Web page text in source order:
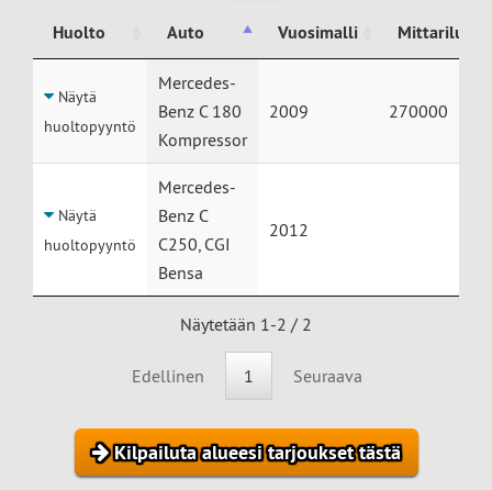
Huolto
Auto Vuosimalli
Auto
Näytä
huoltopyyntö
Mercedes-
Benz C 180
Kompressor
2009 270000
Näytä
huoltopyyntö
Mercedes-
Benz C
C250, CGI
Bensa
2012
Näytetään 1-2 / 2
Edellinen 1 Seuraava
Kilpailuta alueesi tarjoukset tästä